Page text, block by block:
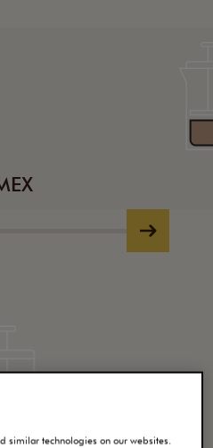
similar technologies on our websites.